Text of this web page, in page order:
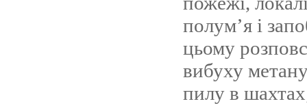
полум’я і
цьому
вибуху
пилу в